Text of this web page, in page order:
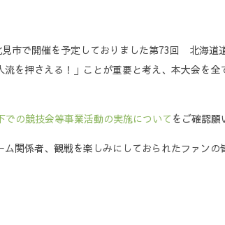
キ
プ
す
市で開催を予定しておりました第73回 北海道
を押さえる！」ことが重要と考え、本大会を
の競技会等事業活動の実施について をご確認願
関係者、観戦を楽しみにしておられたファン